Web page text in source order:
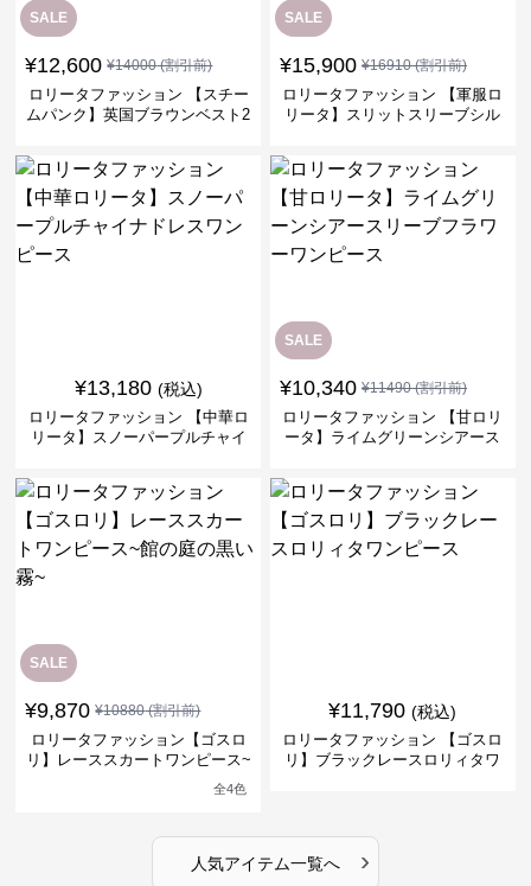
SALE
¥12,600 ¥14000(割引前)
ロリータファッション 【スチー
ムパンク】英国ブラウンベスト2
SALE
¥15,900 ¥16910(割引前)
ロリータファッション 【軍服ロ
リータ】スリットスリーブシル
¥13,180 (税込)
ロリータファッション 【中華ロ
リータ】スノーパープルチャイ
SALE
¥10,340 ¥11490(割引前)
ロリータファッション 【甘ロリ
ータ】ライムグリーンシアース
SALE
¥9,870 ¥10880(割引前)
ロリータファッション【ゴスロ
リ】レーススカートワンピース~
全4色
¥11,790 (税込)
ロリータファッション 【ゴスロ
リ】ブラックレースロリィタワ
人気アイテム一覧へ ›